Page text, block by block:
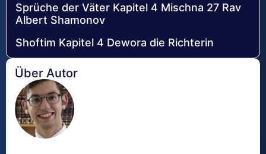
Sprüche der Väter Kapitel 4 Mischna 27 Rav
Albert Shamonov
Shoftim Kapitel 4 Dewora die Richterin
Über Autor